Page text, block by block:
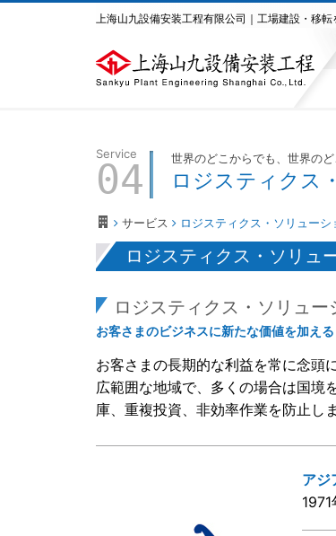
上海山九設備安装工程有限公司｜工場建設・移
Service
04 世界のどこからでも、世界のど
ロジスティクス
サービス ロジスティクス・ソリューシ
ロジスティクス・ソリュ
ロジスティクス・ソリュー
お客さまのビジネスに新たな価値を加え
お客さまの長期的な利益を常に念頭
広範囲な地域で、多くの場合は国境
庫、重複投資、非効率作業を防止しま
アジ